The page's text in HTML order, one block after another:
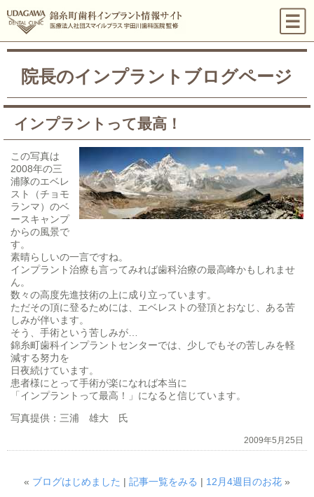
院長のインプラントブログページ
インプラントって最高！
この写真は
2008年の三
浦隊のエベレ
スト（チョモ
ランマ）のベ
ースキャンプ
からの風景で
す。
素晴らしいの一言ですね。
インプラント治療も言ってみれば歯科治療の最高峰かもしれませ
ん。
数々の高度先進技術の上に成り立っています。
ただその頂に登るためには、エベレストの登頂とおなじ、ある苦
しみが伴います。
そう、手術という苦しみが…
錦糸町歯科インプラントセンターでは、少しでもその苦しみを軽
減する努力を
日夜続けています。
患者様にとって手術が楽になれば本当に
「インプラントって最高！」になると信じています。
写真提供：三浦 雄大 氏
2009年5月25日
« ブログはじめました | 記事一覧をみる | 12月4週目のお花 »